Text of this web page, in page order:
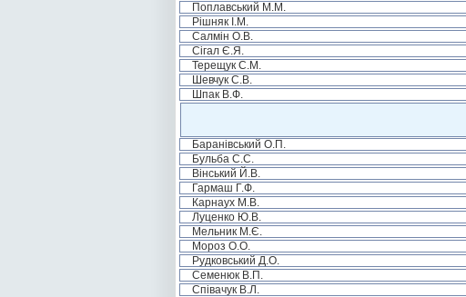
Поплавський М.М.
Рішняк І.М.
Салмін О.В.
Сігал Є.Я.
Терещук С.М.
Шевчук С.В.
Шпак В.Ф.
Баранівський О.П.
Бульба С.С.
Вінський Й.В.
Гармаш Г.Ф.
Карнаух М.В.
Луценко Ю.В.
Мельник М.Є.
Мороз О.О.
Рудковський Д.О.
Семенюк В.П.
Співачук В.Л.